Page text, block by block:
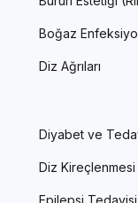
Boğaz
Diz Ağrıları
Diyabet ve
Diz Kireçlenmesi
Epilepsi Tedavisi